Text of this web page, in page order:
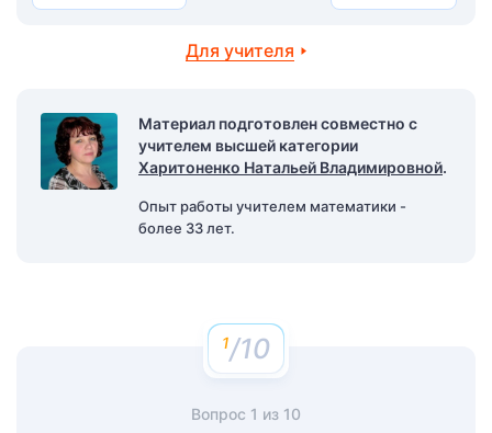
Для учителя
Материал подготовлен совместно с
учителем высшей категории
Харитоненко Натальей Владимировной.
Опыт работы учителем математики -
более 33 лет.
/10
Вопрос 1 из 10